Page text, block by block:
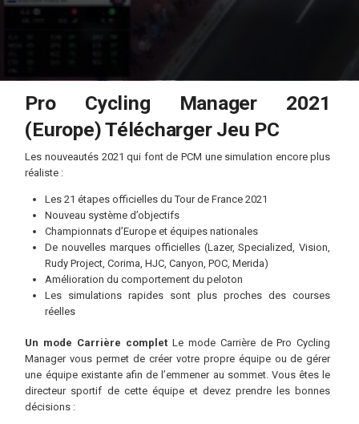
Pro Cycling Manager 2021
(Europe) Télécharger Jeu PC
Les nouveautés 2021 qui font de PCM une simulation encore plus
réaliste :
Les 21 étapes officielles du Tour de France 2021
Nouveau système d’objectifs
Championnats d’Europe et équipes nationales
De nouvelles marques officielles (Lazer, Specialized, Vision,
Rudy Project, Corima, HJC, Canyon, POC, Merida)
Amélioration du comportement du peloton
Les simulations rapides sont plus proches des courses
réelles
Un mode Carrière complet Le mode Carrière de Pro Cycling
Manager vous permet de créer votre propre équipe ou de gérer
une équipe existante afin de l’emmener au sommet. Vous êtes le
directeur sportif de cette équipe et devez prendre les bonnes
décisions :